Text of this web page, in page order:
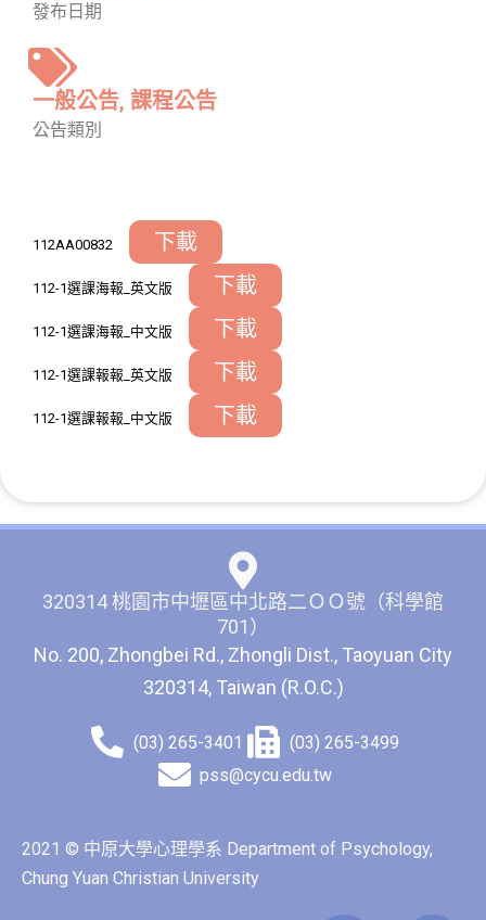
發布日期
一般公告, 課程公告
公告類別
112AA00832 下載
112-1選課海報_英文版 下載
112-1選課海報_中文版 下載
112-1選課報報_英文版 下載
112-1選課報報_中文版 下載
320314 桃園市中壢區中北路二ＯＯ號（科學館
701）
No. 200, Zhongbei Rd., Zhongli Dist., Taoyuan City
320314, Taiwan (R.O.C.)
(03) 265-3401
(03) 265-3499
pss@cycu.edu.tw
2021 © 中原大學心理學系 Department of Psychology,
Chung Yuan Christian University